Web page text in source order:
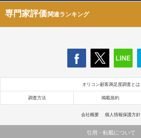
専門家評価関連ランキング
オリコン顧客満足度調査とは
調査方法 掲載規約
会社概要 個人情報保護方針
引用・転載について